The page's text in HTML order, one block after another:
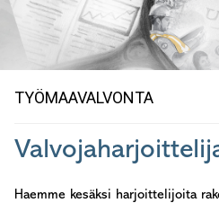
TYÖMAAVALVONTA
Haemme kesäksi harjoittelijoita